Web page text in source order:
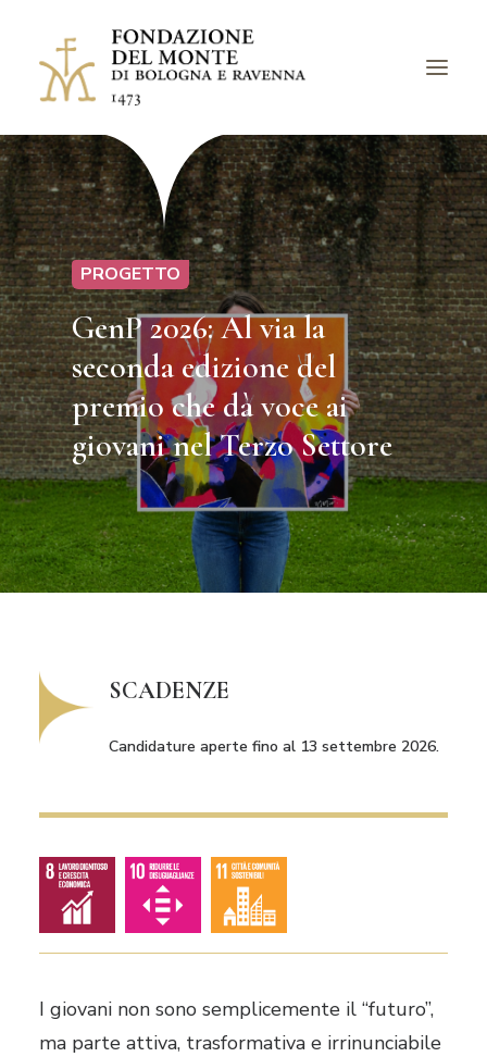
LA FONDAZIONE
BANDI
PROGETTI
EVENTI
LUOGHI
ARCHIVI
AVVISI
CHIEDI UN CONTRIBUTO
RICHIEDI IL LOGO
CONTATTI
PROGETTO
GenP 2026: Al via la
seconda edizione del
premio che dà voce ai
giovani nel Terzo Settore
I giovani non sono semplicemente il “futuro”,
ma parte attiva, trasformativa e irrinunciabile
SCADENZE
Candidature aperte fino al 13 settembre 2026.